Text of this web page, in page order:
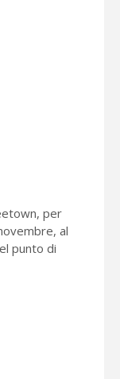
per
al
punto di